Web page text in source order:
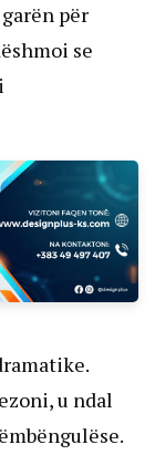
për
se
u ndal